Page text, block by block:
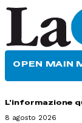
OPEN MAIN
L'informazione
8 agosto 2026